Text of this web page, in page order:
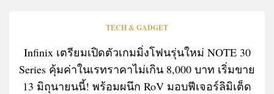
TECH & GADGET
Infinix เตรียมเปิดตัวเกมมิ่งโฟนรุ่นใหม่ NOTE 30
Series คุ้มค่าในเรทราคาไม่เกิน 8,000 บาท เริ่มขาย
13 มิถุนายนนี้! พร้อมผนึก RoV มอบฟีเจอร์ลิมิเต็ด